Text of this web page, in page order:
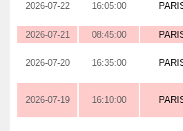
2026-07-22 16:05:00
2026-07-21 08:45:00
2026-07-20 16:35:00
2026-07-19 16:10:00